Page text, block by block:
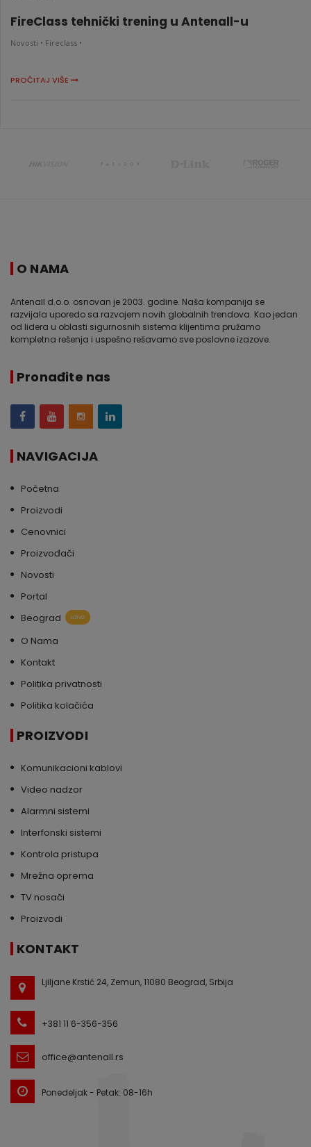
FireClass tehnički trening u Antenall-u
Novosti • Fireclass •
PROČITAJ VIŠE
O NAMA
Antenall d.o.o. osnovan je 2003. godine. Naša kompanija se
razvijala uporedo sa razvojem novih globalnih trendova. Kao jedan
od lidera u oblasti sigurnosnih sistema klijentima pružamo
kompletna rešenja i uspešno rešavamo sve poslovne izazove.
Pronađite nas
NAVIGACIJA
Početna
Proizvodi
Cenovnici
Proizvođači
Novosti
Portal
Beograd
uživo
O Nama
Kontakt
Politika privatnosti
Politika kolačića
PROIZVODI
Komunikacioni kablovi
Video nadzor
Alarmni sistemi
Interfonski sistemi
Kontrola pristupa
Mrežna oprema
TV nosači
Proizvodi
KONTAKT
Ljiljane Krstić 24, Zemun, 11080 Beograd, Srbija
+381 11 6-356-356
office@antenall.rs
Ponedeljak - Petak: 08-16h